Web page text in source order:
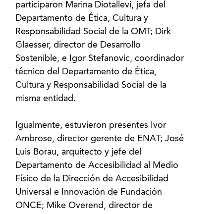
participaron Marina Diotallevi, jefa del
Departamento de Ética, Cultura y
Responsabilidad Social de la OMT; Dirk
Glaesser, director de Desarrollo
Sostenible, e Igor Stefanovic, coordinador
técnico del Departamento de Ética,
Cultura y Responsabilidad Social de la
misma entidad.
Igualmente, estuvieron presentes Ivor
Ambrose, director gerente de ENAT; José
Luis Borau, arquitecto y jefe del
Departamento de Accesibilidad al Medio
Físico de la Dirección de Accesibilidad
Universal e Innovación de Fundación
ONCE; Mike Overend, director de